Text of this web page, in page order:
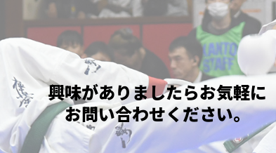
興味がありましたらお気軽に
お問い合わせください。